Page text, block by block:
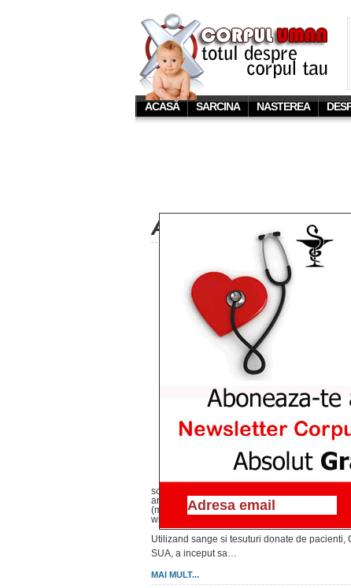
ACASĂ SARCINA NASTEREA
ARTICOLE DESPRE
screen and (min-width: 993px) and (max-
and (min-width: 769px) and (max-width:
(min-width: 768px) and (max-width: 768px) {
width: 767px) { .jmemd6a7765399b6ec {
Utilizand sange si tesuturi donate de
SUA, a inceput sa…
MAI MULT...